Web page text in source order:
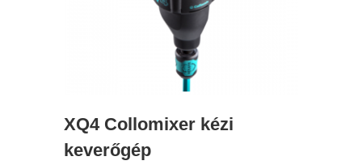
XQ4 Collomixer kézi
keverőgép